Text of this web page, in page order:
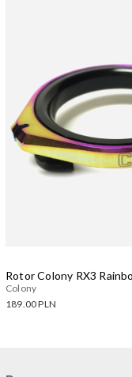
Rotor Colony RX3
Colony
189.00 PLN